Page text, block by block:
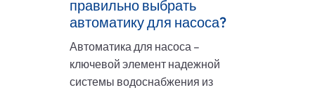
правильно выбрать
автоматику для насоса?
Автоматика для насоса –
ключевой элемент надежной
системы водоснабжения из